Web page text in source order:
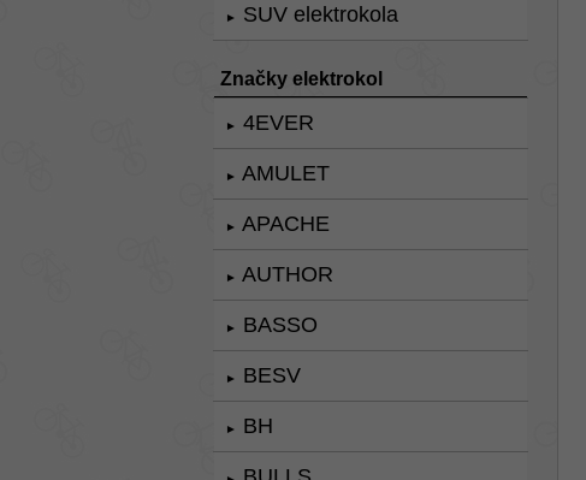
► SUV elektrokola
Značky elektrokol
► 4EVER
► AMULET
► APACHE
► AUTHOR
► BASSO
► BESV
► BH